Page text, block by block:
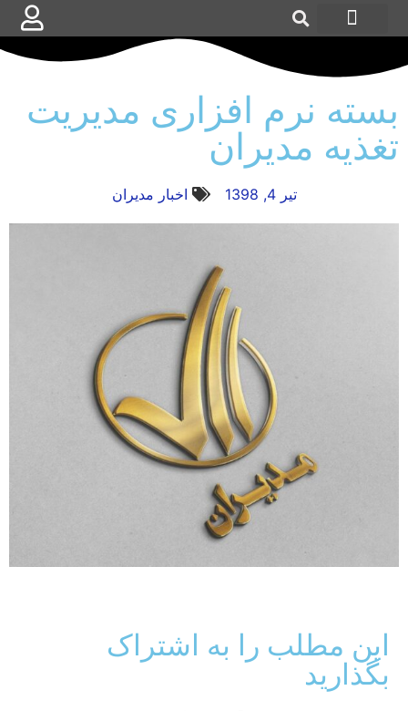
بسته نرم افزاری مدیریت
تغذیه مدیران
تیر 4, 1398 اخبار مديران
این مطلب را به اشتراک
بگذارید